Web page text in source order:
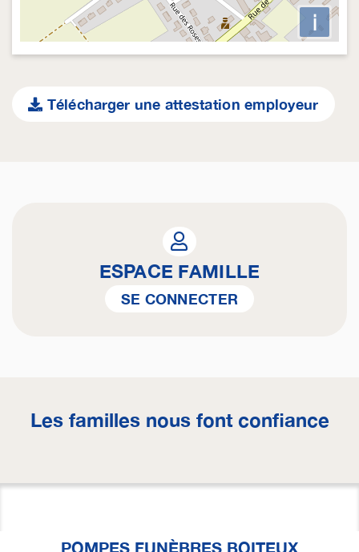
i
Télécharger une attestation employeur
ESPACE FAMILLE
SE CONNECTER
Les familles nous font confiance
POMPES FUNÈBRES BOITEUX